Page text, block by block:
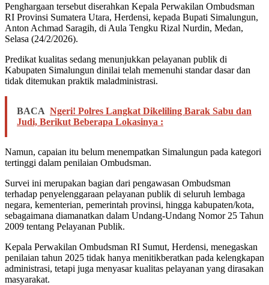
Penghargaan tersebut diserahkan Kepala Perwakilan Ombudsman
RI Provinsi Sumatera Utara, Herdensi, kepada Bupati Simalungun,
Anton Achmad Saragih, di Aula Tengku Rizal Nurdin, Medan,
Selasa (24/2/2026).
Predikat kualitas sedang menunjukkan pelayanan publik di
Kabupaten Simalungun dinilai telah memenuhi standar dasar dan
tidak ditemukan praktik maladministrasi.
BACA Ngeri! Polres Langkat Dikeliling Barak Sabu dan
Judi, Berikut Beberapa Lokasinya :
Namun, capaian itu belum menempatkan Simalungun pada kategori
tertinggi dalam penilaian Ombudsman.
Survei ini merupakan bagian dari pengawasan Ombudsman
terhadap penyelenggaraan pelayanan publik di seluruh lembaga
negara, kementerian, pemerintah provinsi, hingga kabupaten/kota,
sebagaimana diamanatkan dalam Undang-Undang Nomor 25 Tahun
2009 tentang Pelayanan Publik.
Kepala Perwakilan Ombudsman RI Sumut, Herdensi, menegaskan
penilaian tahun 2025 tidak hanya menitikberatkan pada kelengkapan
administrasi, tetapi juga menyasar kualitas pelayanan yang dirasakan
masyarakat.